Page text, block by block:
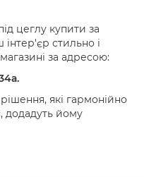
цеглу купити за
стильно і
за адресою:
які гармонійно
додадуть йому